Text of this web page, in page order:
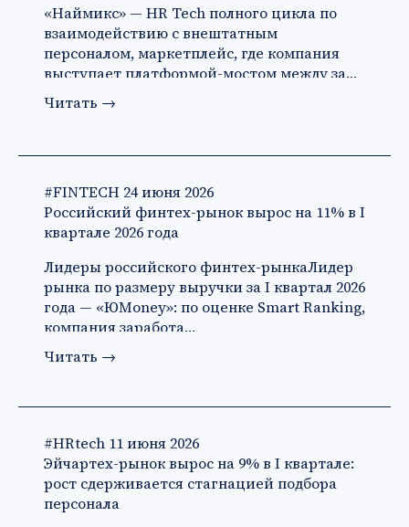
«Наймикс» — HR Tech полного цикла по
взаимодействию с внештатным
персоналом, маркетплейс, где компания
выступает платформой-мостом между за…
Читать →
#FINTECH 24 июня 2026
Российский финтех-рынок вырос на 11% в I
квартале 2026 года
Лидеры российского финтех-рынкаЛидер
рынка по размеру выручки за I квартал 2026
года — «ЮMoney»: по оценке Smart Ranking,
компания заработа…
Читать →
#HRtech 11 июня 2026
Эйчартех-рынок вырос на 9% в I квартале:
рост сдерживается стагнацией подбора
персонала